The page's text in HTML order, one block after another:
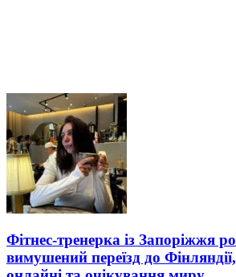
Фітнес-тренерка із Запоріжжя
вимушений переїзд до